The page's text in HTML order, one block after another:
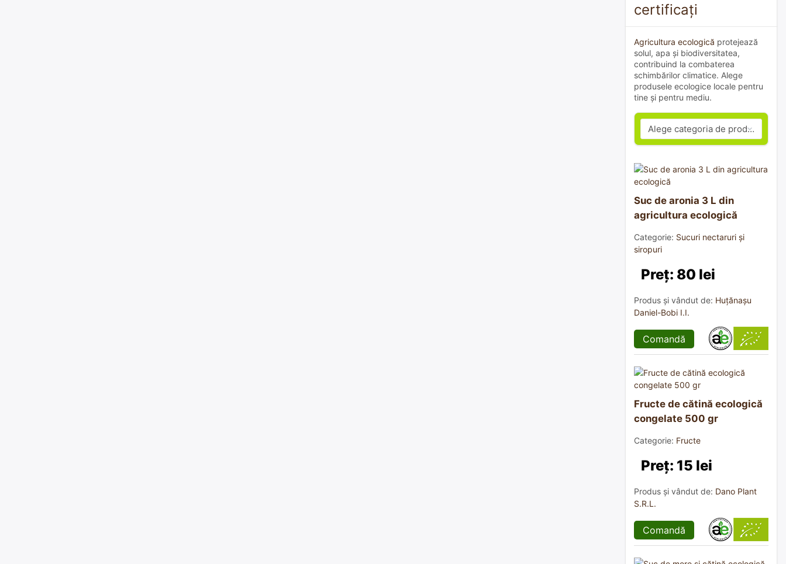
certificați
Agricultura ecologică protejează
solul, apa și biodiversitatea,
contribuind la combaterea
schimbărilor climatice. Alege
produsele ecologice locale pentru
tine și pentru mediu.
Suc de aronia 3 L din
agricultura ecologică
Categorie: Sucuri nectaruri și
siropuri
Preț: 80 lei
Produs și vândut de: Huțănașu
Daniel-Bobi I.I.
Comandă
Fructe de cătină ecologică
congelate 500 gr
Categorie: Fructe
Preț: 15 lei
Produs și vândut de: Dano Plant
S.R.L.
Comandă